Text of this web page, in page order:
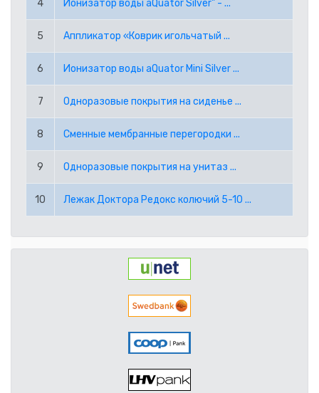
RUB РОССИЙСКИЙ РУБЛЬ
TRY ТУРЕЦКАЯ ЛИРА
USD АМЕРИКАНСКИЙ ДОЛЛАР
4 Ионизатор воды aQuator Silver" - ...
5 Аппликатор «Коврик игольчатый ...
6 Ионизатор воды aQuator Mini Silver ...
7 Одноразовые покрытия на сиденье ...
8 Сменные мембранные перегородки ...
9 Одноразовые покрытия на унитаз ...
10 Лежак Доктора Редокс колючий 5-10 ...